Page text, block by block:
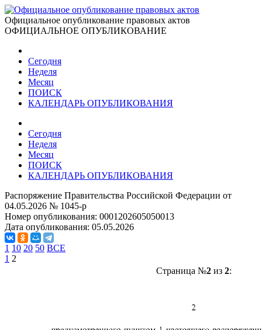
Официальное опубликование правовых актов
ОФИЦИАЛЬНОЕ ОПУБЛИКОВАНИЕ
Сегодня
Неделя
Месяц
ПОИСК
КАЛЕНДАРЬ ОПУБЛИКОВАНИЯ
Сегодня
Неделя
Месяц
ПОИСК
КАЛЕНДАРЬ ОПУБЛИКОВАНИЯ
Распоряжение Правительства Российской Федерации от
04.05.2026 № 1045-р
Номер опубликования: 0001202605050013
Дата опубликования: 05.05.2026
1 10 20 50 ВСЕ
1 2
Страница №2из 2: